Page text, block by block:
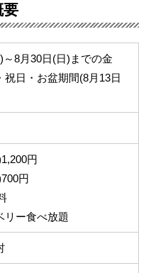
要
～8月30日(日)までの金
祝日・お盆期間(8月13日
円
円
ー食べ放題